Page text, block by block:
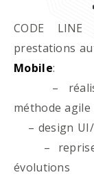
CODE
prestations
Mobile:
–
méthode
– design UI/
– reprise
évolutions